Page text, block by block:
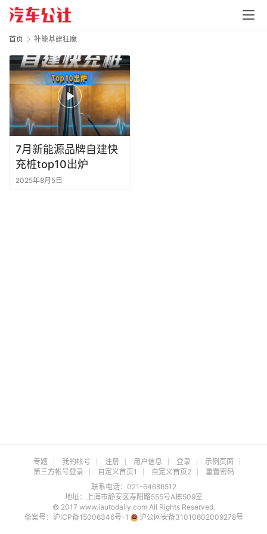
首页 补能基建狂魔
7月新能源品牌自建快
充桩top10出炉
2025年8月5日
专题 我的帐号 注册 用户信息 登录
示例页面
第三方帐号登录
自定义首页1 自定义首页2
重置密码
联系电话：021-64686512
地址：上海市静安区寿阳路555号A栋509室
© 2017 www.iautodaily.com All Rights Reserved.
备案号： 沪ICP备15006346号-1 沪公网安备31010602009278号